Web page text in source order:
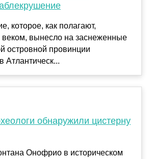
которое, как полагают,
веком, вынесло на заснеженные
островной провинции
обнаружили цистерну
Онофрио в историческом